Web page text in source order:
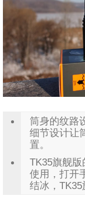
筒身的纹路
细节设计让
置。
TK35旗舰
使用，打开
结冰，TK35